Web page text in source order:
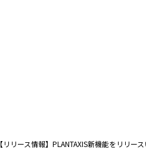
【リリース情報】PLANTAXIS新機能をリリース